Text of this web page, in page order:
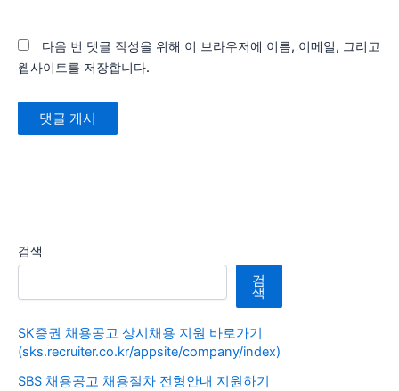
다음 번 댓글 작성을 위해 이 브라우저에 이름, 이메일, 그리고
웹사이트를 저장합니다.
검색
검
색
SK증권 채용공고 상시채용 지원 바로가기
(sks.recruiter.co.kr/appsite/company/index)
SBS 채용공고 채용절차 전형안내 지원하기